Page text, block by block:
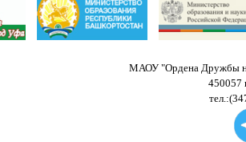
МАОУ "Ордена Дружбы
450057